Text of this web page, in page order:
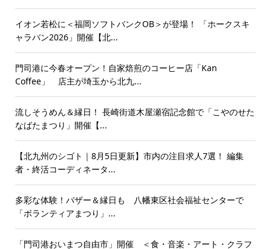
イオン若松に＜福岡ソフトバンクOB＞が登場！ 「ホークスキ
ャラバン2026」開催【北...
門司港に今春オープン！自家焙煎のコーヒー店「Kan
Coffee」 店主が埼玉から北九...
流しそうめん＆縁日！ 長崎街道木屋瀬宿記念館で「こやのせた
なばたまつり」開催【...
【北九州のシゴト｜8月5日更新】市内の注目求人7選！ 編集
者・終活コーディネータ...
多彩な体験！バザー＆縁日も 八幡東区社会福祉センターで
「ボランティアまつり」...
「門司港おいまつ自由市」開催 ＜食・音楽・アート・クラフ